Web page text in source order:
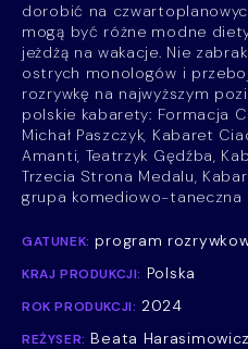
dorobić na
mogą być różne modne
jeżdżą na wakacje. Nie
ostrych monologów i
rozrywkę na najwyższym
polskie kabarety: Formacja
Michał Paszczyk, Kabaret
Amanti, Teatrzyk Gędźba,
Trzecia Strona Medalu,
grupa komediowo-taneczna
GATUNEK: program
KRAJ PRODUKCJI: Polska
ROK PRODUKCJI: 2024
REŻYSER: Beata Harasimowicz